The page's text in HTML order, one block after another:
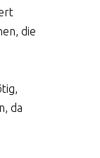
die
da